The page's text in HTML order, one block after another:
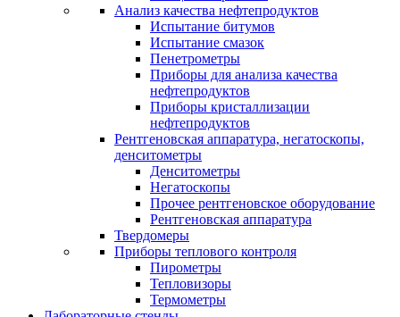
Анализ качества нефтепродуктов
Испытание битумов
Испытание смазок
Пенетрометры
Приборы для анализа качества
нефтепродуктов
Приборы кристаллизации
нефтепродуктов
Рентгеновская аппаратура, негатоскопы,
денситометры
Денситометры
Негатоскопы
Прочее рентгеновское оборудование
Рентгеновская аппаратура
Твердомеры
Приборы теплового контроля
Пирометры
Тепловизоры
Термометры